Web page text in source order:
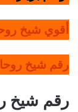
أقوي شيخ
رقم شيخ
رقم شيخ